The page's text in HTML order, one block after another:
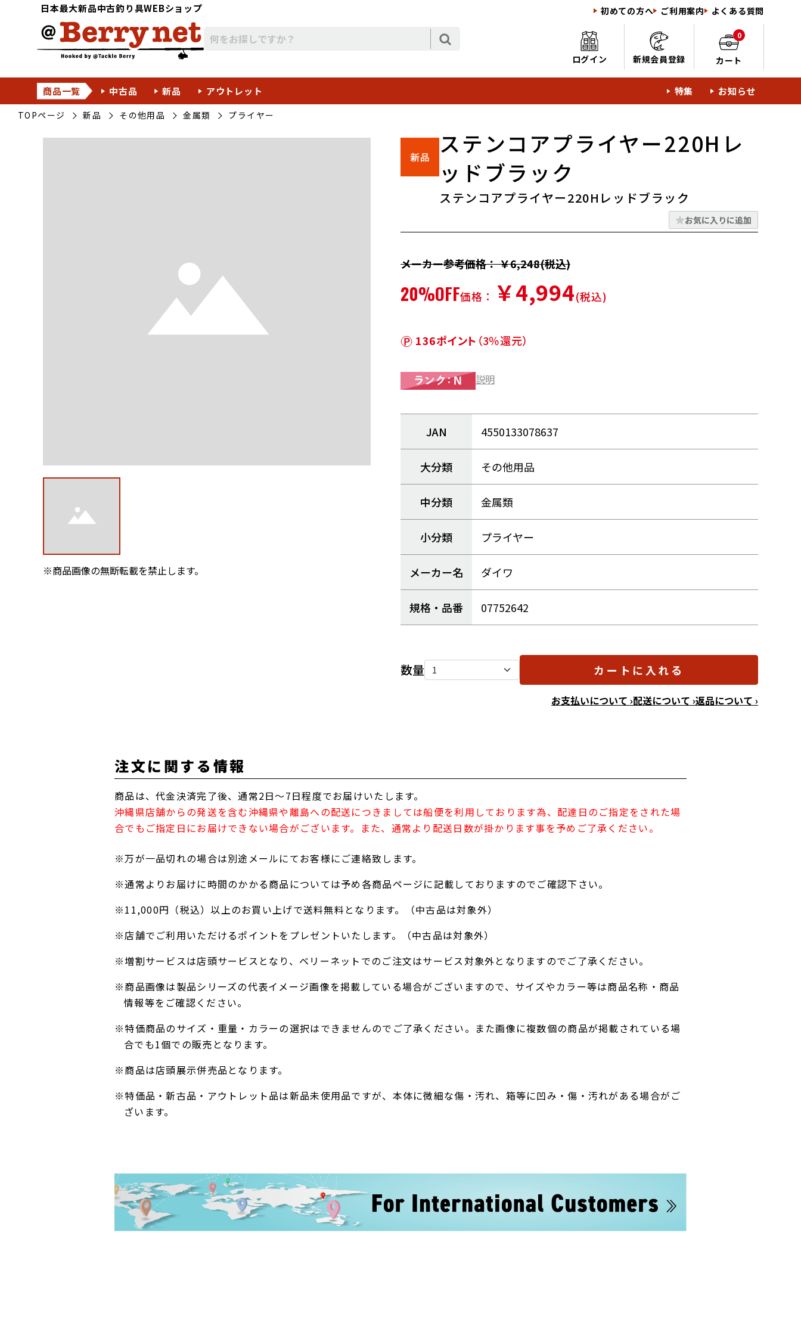
日本最大新品中古釣り具WEBショップ 初めての方へ ご利用案内 よくある質問
ログイン 新規会員登録
0
カート
商品一覧 中古品 新品 アウトレット 特集 お知らせ
TOPページ 新品 その他用品 金属類 プライヤー
※商品画像の無断転載を禁止します。
ステンコアプライヤー220Hレ
ッドブラック
ステンコアプライヤー220Hレッドブラック
お気に入りに追加
メーカー参考価格： ￥6,248(税込)
20%OFF価格： ￥4,994(税込)
136ポイント （3％還元）
説明
JAN 4550133078637
大分類 その他用品
中分類 金属類
小分類 プライヤー
メーカー名 ダイワ
規格・品番 07752642
数量 カートに入れる
お支払いについて ›配送について ›返品について ›
注文に関する情報
商品は、代金決済完了後、通常2日～7日程度でお届けいたします。
沖縄県店舗からの発送を含む沖縄県や離島への配送につきましては船便を利用しております為、配達日のご指定をされた場
合でもご指定日にお届けできない場合がございます。また、通常より配送日数が掛かります事を予めご了承ください。
※万が一品切れの場合は別途メールにてお客様にご連絡致します。
※通常よりお届けに時間のかかる商品については予め各商品ページに記載しておりますのでご確認下さい。
※11,000円（税込）以上のお買い上げで送料無料となります。（中古品は対象外）
※店舗でご利用いただけるポイントをプレゼントいたします。（中古品は対象外）
※増割サービスは店頭サービスとなり、ベリーネットでのご注文はサービス対象外となりますのでご了承ください。
※商品画像は製品シリーズの代表イメージ画像を掲載している場合がございますので、サイズやカラー等は商品名称・商品
情報等をご確認ください。
※特価商品のサイズ・重量・カラーの選択はできませんのでご了承ください。また画像に複数個の商品が掲載されている場
合でも1個での販売となります。
※商品は店頭展示併売品となります。
※特価品・新古品・アウトレット品は新品未使用品ですが、本体に微細な傷・汚れ、箱等に凹み・傷・汚れがある場合がご
ざいます。